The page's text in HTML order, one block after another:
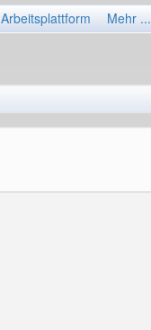
Arbeitsplattform Mehr ...